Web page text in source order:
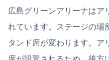
広島グリーンアリーナはア
れています。ステージの場
タンド席が変わります。ア